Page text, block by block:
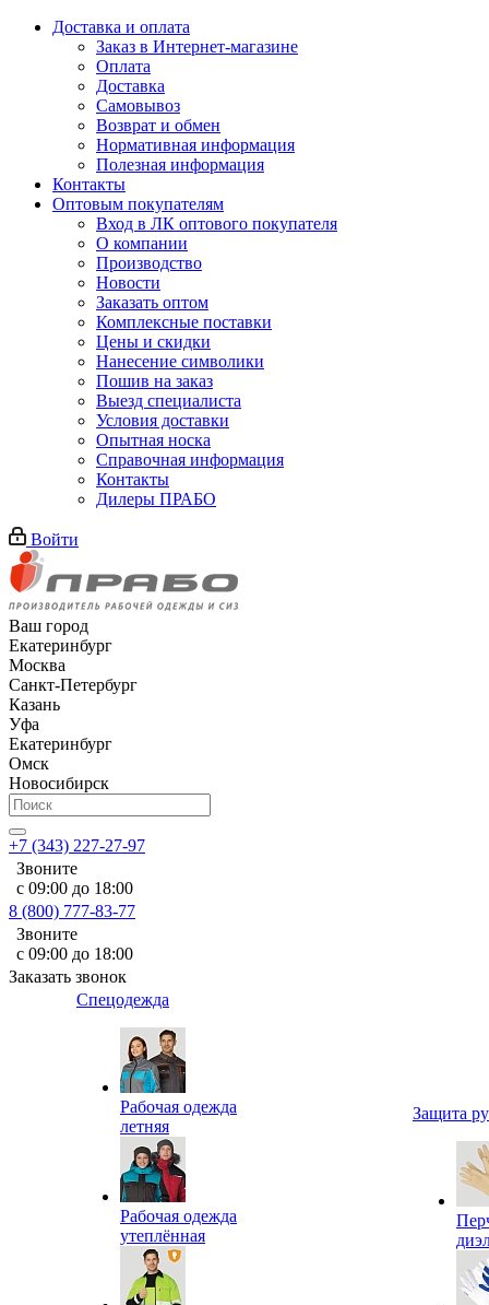
Доставка и оплата
Заказ в Интернет-магазине
Оплата
Доставка
Самовывоз
Возврат и обмен
Нормативная информация
Полезная информация
Контакты
Оптовым покупателям
Вход в ЛК оптового покупателя
О компании
Производство
Новости
Заказать оптом
Комплексные поставки
Цены и скидки
Нанесение символики
Пошив на заказ
Выезд специалиста
Условия доставки
Опытная носка
Справочная информация
Контакты
Дилеры ПРАБО
Войти
Ваш город
Екатеринбург
Москва
Санкт-Петербург
Казань
Уфа
Екатеринбург
Омск
Новосибирск
+7 (343) 227-27-97
Звоните
с 09:00 до 18:00
8 (800) 777-83-77
Звоните
с 09:00 до 18:00
Заказать звонок
Спецодежда
Рабочая одежда
летняя
Рабочая одежда
утеплённая
Защита